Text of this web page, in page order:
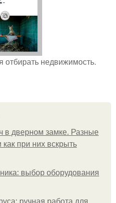
недвижимость.
в дверном замке. Разные
как при них вскрыть
выбор оборудования
ручная работа для